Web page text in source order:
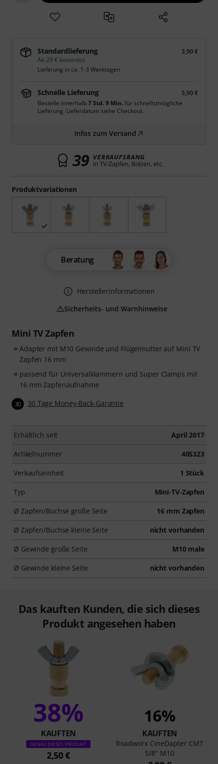
Mini TV Zapfen
Adapter mit M10 Gewinde und Flügelmutter auf Mini TV
Zapfen 16 mm
passend für Universalklammern und Super Clamps mit
16 mm Zapfenaufnahme
30 30 Tage Money-Back-Garantie
Erhältlich seit April 2017
Artikelnummer 405323
Verkaufseinheit 1 Stück
Typ Mini-TV-Zapfen
Ø Zapfen/Buchse große Seite 16 mm Zapfen
Ø Zapfen/Buchse kleine Seite nicht vorhanden
Ø Gewinde große Seite M10 male
Ø Gewinde kleine Seite nicht vorhanden
Produktvariationen
Standardlieferung
3,90 €
Ab 29 € kostenlos
Lieferung in ca. 1-3 Werktagen
Schnelle Lieferung
5,90 €
Bestelle innerhalb7 Std. 9 Min.für schnellstmögliche
Lieferung. Lieferdatum siehe Checkout.
Infos zum Versand
39 VERKAUFSRANG
in TV-Zapfen, Bolzen, etc.
Beratung
Herstellerinformationen
Sicherheits- und Warnhinweise
Das kauften Kunden, die sich dieses
Produkt angesehen haben
38%
KAUFTEN
GENAU DIESES PRODUKT
2,50 €
16%
KAUFTEN
Roadworx CineDapter CMT
5/8" M10